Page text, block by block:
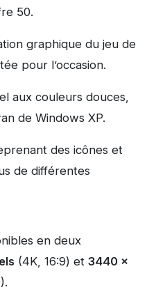
50.
graphique du jeu de
pour l’occasion.
aux couleurs douces,
de Windows XP.
des icônes et
de différentes
en deux
(4K, 16:9) et 3440 x